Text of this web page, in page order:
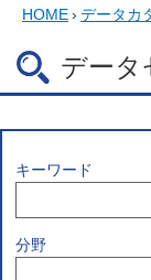
HOME› データカ
データ
キーワード
分野